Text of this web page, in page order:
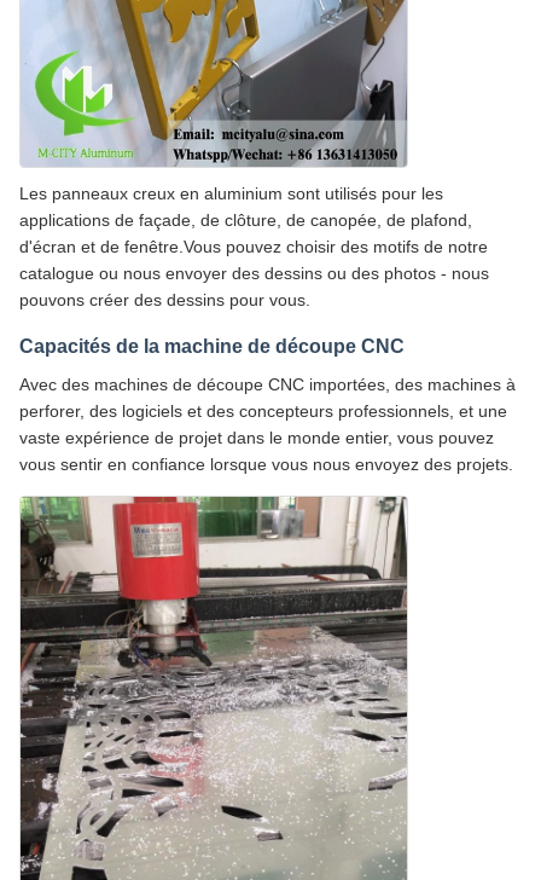
Les panneaux creux en aluminium sont utilisés pour les
applications de façade, de clôture, de canopée, de plafond,
d'écran et de fenêtre.Vous pouvez choisir des motifs de notre
catalogue ou nous envoyer des dessins ou des photos - nous
pouvons créer des dessins pour vous.
Capacités de la machine de découpe CNC
Avec des machines de découpe CNC importées, des machines à
perforer, des logiciels et des concepteurs professionnels, et une
vaste expérience de projet dans le monde entier, vous pouvez
vous sentir en confiance lorsque vous nous envoyez des projets.